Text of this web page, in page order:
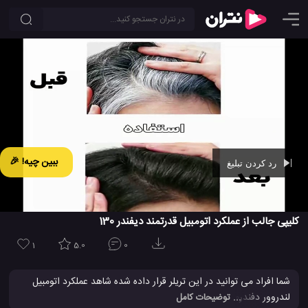
ببین چیه! 🎉
کلیپی جالب از عملکرد اتومبیل قدرتمند دیفندر 130
1 5.0 0
شما افراد می توانید در این تریلر قرار داده شده شاهد عملکرد اتومبیل
... توضیحات کامل